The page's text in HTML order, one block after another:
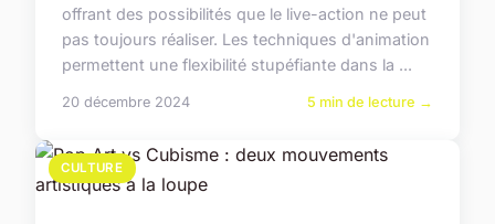
offrant des possibilités que le live-action ne peut
pas toujours réaliser. Les techniques d'animation
permettent une flexibilité stupéfiante dans la ...
20 décembre 2024 5 min de lecture →
CULTURE